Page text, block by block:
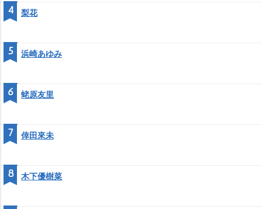
梨花
4
浜崎あゆみ
5
蛯原友里
6
倖田來未
7
木下優樹菜
8